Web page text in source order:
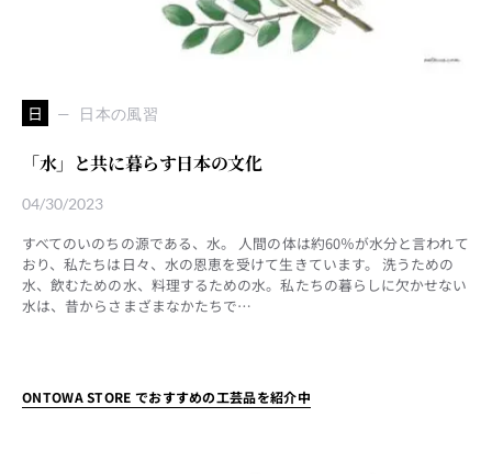
日 日本の風習
「水」と共に暮らす日本の文化
04/30/2023
すべてのいのちの源である、水。 人間の体は約60％が水分と言われて
おり、私たちは日々、水の恩恵を受けて生きています。 洗うための
水、飲むための水、料理するための水。私たちの暮らしに欠かせない
水は、昔からさまざまなかたちで…
ONTOWA STORE でおすすめの工芸品を紹介中